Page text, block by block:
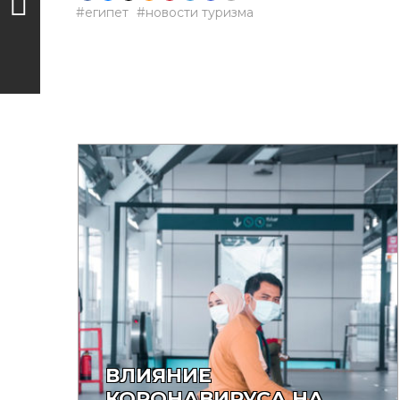
египет новости туризма
ВЛИЯНИЕ